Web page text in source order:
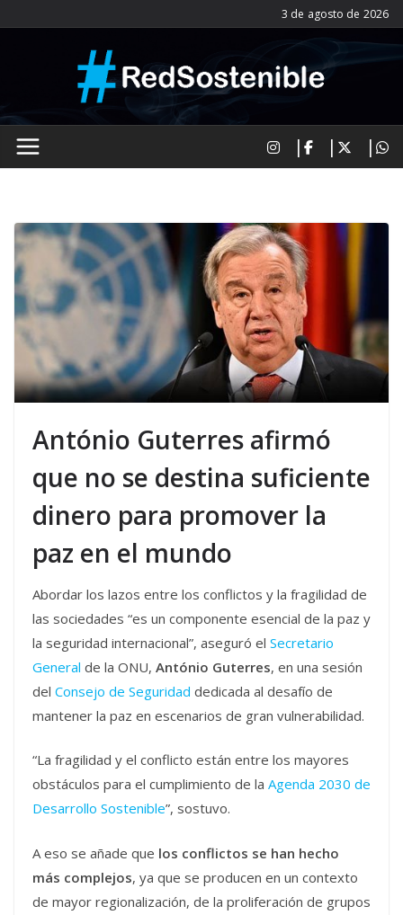
al
3 de agosto de 2026
António Guterres afirmó
que no se destina suficiente
dinero para promover la
paz en el mundo
Abordar los lazos entre los conflictos y la fragilidad de
las sociedades “es un componente esencial de la paz y
la seguridad internacional”, aseguró el Secretario
General de la ONU, António Guterres, en una sesión
del Consejo de Seguridad dedicada al desafío de
mantener la paz en escenarios de gran vulnerabilidad.
“La fragilidad y el conflicto están entre los mayores
obstáculos para el cumplimiento de la Agenda 2030 de
Desarrollo Sostenible”, sostuvo.
A eso se añade que los conflictos se han hecho
más complejos, ya que se producen en un contexto
de mayor regionalización, de la proliferación de grupos